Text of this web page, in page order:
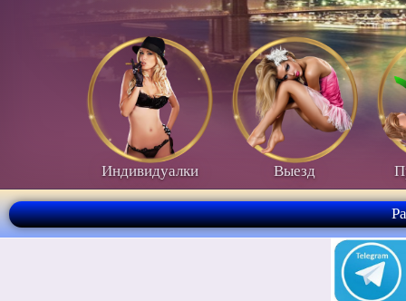
Индивидуалки Выезд